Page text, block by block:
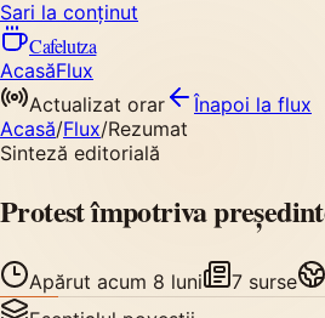
Sari la conținut
Cafelutza
AcasăFlux
Actualizat orar
Înapoi la flux
Acasă/Flux/Rezumat
Sinteză editorială
Protest împotriva
Apărut acum 8 luni 7 surse